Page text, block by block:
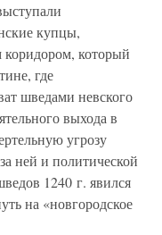
купцы,
который
где
шведами невского
выхода в
угрозу
ней и политической
1240 г. явился
на «новгородское